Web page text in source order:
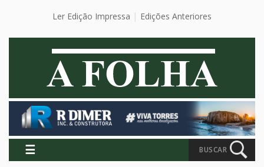
Ler Edição Impressa Edições Anteriores
☰ BUSCAR